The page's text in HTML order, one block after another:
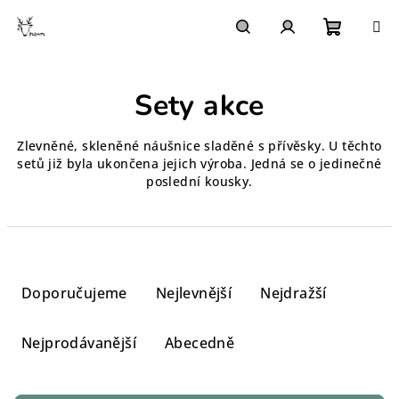
Sety akce
Zlevněné, skleněné náušnice sladěné s přívěsky. U těchto
setů již byla ukončena jejich výroba. Jedná se o jedinečné
poslední kousky.
Doporučujeme Nejlevnější Nejdražší
Nejprodávanější Abecedně